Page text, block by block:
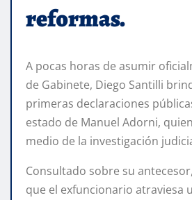
reformas.
A pocas horas de asumir
de Gabinete, Diego Santilli
primeras declaraciones
estado de Manuel Adorni,
medio de la investigación
Consultado sobre su
que el exfuncionario atraviesa